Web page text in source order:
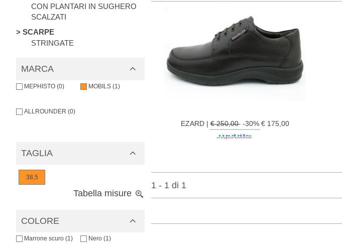
CON PLANTARI IN SUGHERO
SCALZATI
> SCARPE
STRINGATE
MARCA
MEPHISTO (0) MOBILS (1)
ALLROUNDER (0)
TAGLIA
38,5
Tabella misure
COLORE
Marrone scuro (1) Nero (1)
EZARD |€ 250,00-30% € 175,00
1 - 1 di 1